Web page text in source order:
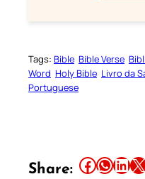
Tags: Bible Bible Verse
Word Holy Bible Livro da
Portuguese
Share: Share this article on Facebook Share this article on WhatsApp Share this article on LinkedIn Share this article on X